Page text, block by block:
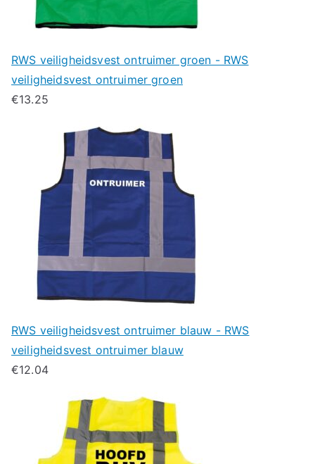
RWS veiligheidsvest ontruimer groen - RWS
veiligheidsvest ontruimer groen
€13.25
RWS veiligheidsvest ontruimer blauw - RWS
veiligheidsvest ontruimer blauw
€12.04